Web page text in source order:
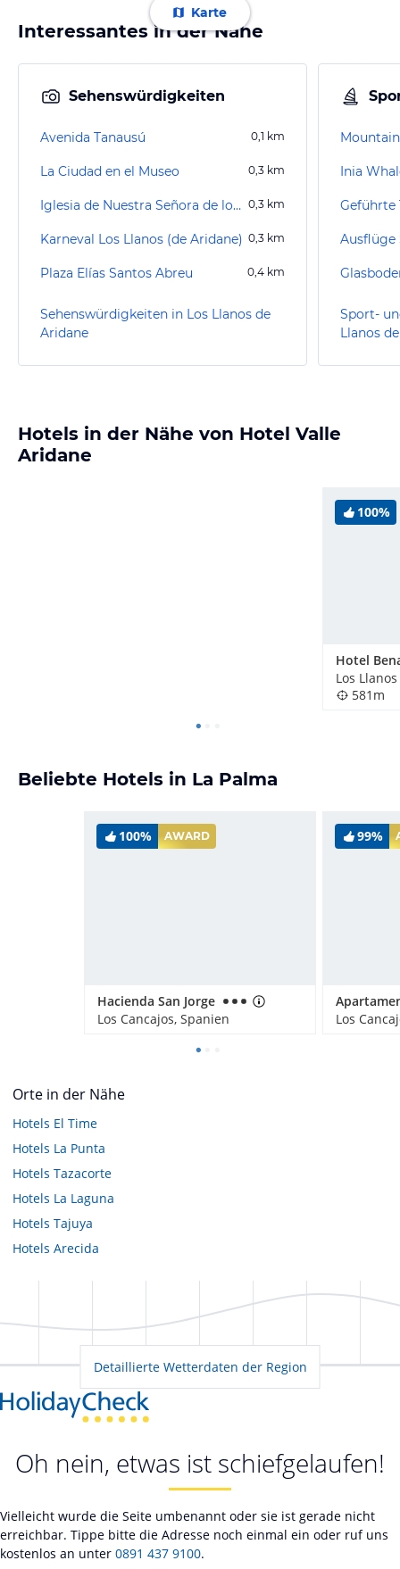
Karte
Interessantes in der Nähe
Sehenswürdigkeiten
Avenida Tanausú 0,1 km
La Ciudad en el Museo 0,3 km
Iglesia de Nuestra Señora de los Remedios 0,3 km
Karneval Los Llanos (de Aridane) 0,3 km
Plaza Elías Santos Abreu 0,4 km
Sehenswürdigkeiten in Los Llanos de
Aridane
Inia
Geführte
Sport-
Llanos
Hotels in der Nähe von Hotel Valle
Aridane
100%
Hotel
Los
581m
Beliebte Hotels in La Palma
100% AWARD
Hacienda San Jorge
Los Cancajos, Spanien
99%
Los
Orte in der Nähe
Hotels El Time
Hotels La Punta
Hotels Tazacorte
Hotels La Laguna
Hotels Tajuya
Hotels Arecida
Detaillierte Wetterdaten der Region
Oh nein, etwas ist schiefgelaufen!
Vielleicht wurde die Seite umbenannt oder sie ist gerade nicht
erreichbar. Tippe bitte die Adresse noch einmal ein oder ruf uns
kostenlos an unter 0891 437 9100.